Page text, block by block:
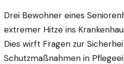
Drei Bewohner eines
extremer Hitze ins
Dies wirft Fragen zur
Schutzmaßnahmen in